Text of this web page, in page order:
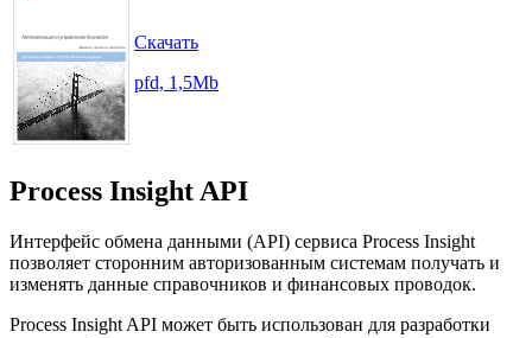
Скачать
pfd, 1,5Mb
Process Insight API
Интерфейс обмена данными (API) сервиса Process Insight
позволяет сторонним авторизованным системам получать и
изменять данные справочников и финансовых проводок.
Process Insight API может быть использован для разработки